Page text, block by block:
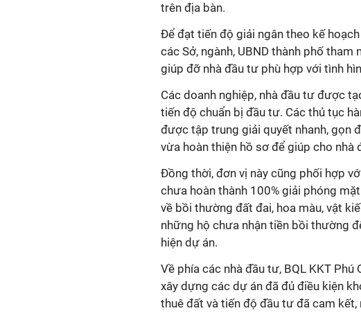
trên địa bàn.
Để đạt tiến độ giải ngân theo kế
các Sở, ngành, UBND thành phố
giúp đỡ nhà đầu tư phù hợp với tình
Các doanh nghiệp, nhà đầu tư được
tiến độ chuẩn bị đầu tư. Các thủ tục
được tập trung giải quyết nhanh, gọn
vừa hoàn thiện hồ sơ để giúp cho
Đồng thời, đơn vị này cũng phối hợp
chưa hoàn thành 100% giải phóng
về bồi thường đất đai, hoa màu, vật
những hộ chưa nhận tiền bồi thường
hiện dự án.
Về phía các nhà đầu tư, BQL KKT
xây dựng các dự án đã đủ điều kiện
thuê đất và tiến độ đầu tư đã cam